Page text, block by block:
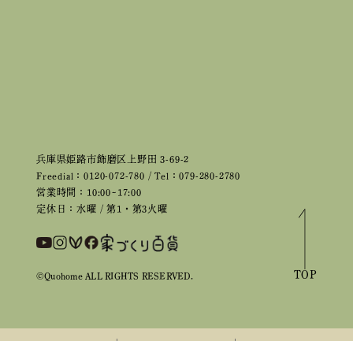
兵庫県姫路市飾磨区上野田 3-69-2
Freedial：0120-072-780 / Tel：079-280-2780
営業時間：10:00~17:00
定休日：水曜 / 第1・第3火曜
©Quohome ALL RIGHTS RESERVED. TOP